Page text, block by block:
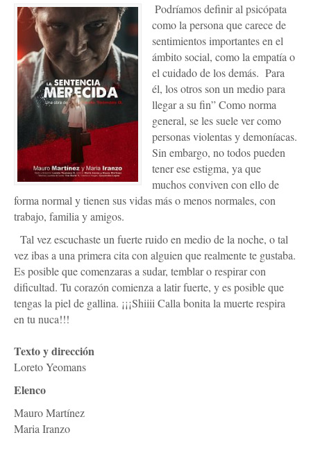
Podríamos definir al psicópata
como la persona que carece de
sentimientos importantes en el
ámbito social, como la empatía o
el cuidado de los demás. Para
él, los otros son un medio para
llegar a su fin” Como norma
general, se les suele ver como
personas violentas y demoníacas.
Sin embargo, no todos pueden
tener ese estigma, ya que
muchos conviven con ello de
forma normal y tienen sus vidas más o menos normales, con
trabajo, familia y amigos.
Tal vez escuchaste un fuerte ruido en medio de la noche, o tal
vez ibas a una primera cita con alguien que realmente te gustaba.
Es posible que comenzaras a sudar, temblar o respirar con
dificultad. Tu corazón comienza a latir fuerte, y es posible que
tengas la piel de gallina. ¡¡¡Shiiii Calla bonita la muerte respira
en tu nuca!!!
Texto y dirección
Loreto Yeomans
Elenco
Mauro Martínez
Maria Iranzo